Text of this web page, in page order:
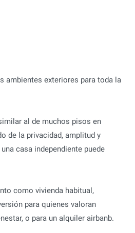
ambientes exteriores para toda la
al de muchos pisos en
de la privacidad, amplitud y
casa independiente puede
como vivienda habitual,
para quienes valoran
o para un alquiler airbanb.